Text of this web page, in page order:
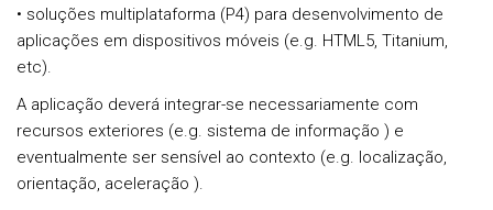
• soluções multiplataforma (P4) para desenvolvimento de
aplicações em dispositivos móveis (e.g. HTML5, Titanium,
etc).
A aplicação deverá integrar-se necessariamente com
recursos exteriores (e.g. sistema de informação ) e
eventualmente ser sensível ao contexto (e.g. localização,
orientação, aceleração ).